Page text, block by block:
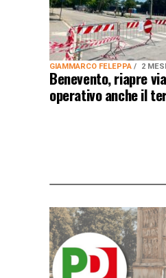
GIAMMARCO FELEPPA 2
Benevento, riapre
operativo anche il